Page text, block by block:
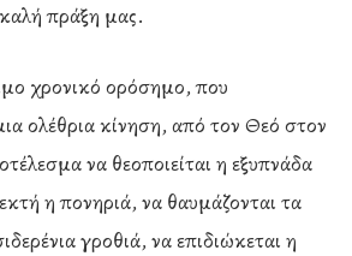
πράξη μας.
χρονικό ορόσημο, που
ολέθρια κίνηση, από τον Θεό στον
να θεοποιείται η εξυπνάδα
η πονηριά, να θαυμάζονται τα
γροθιά, να επιδιώκεται η